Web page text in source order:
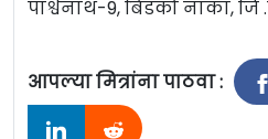
पार्श्वनाथ-9, बिडको नाका,
आपल्या मित्रांना पाठवा :